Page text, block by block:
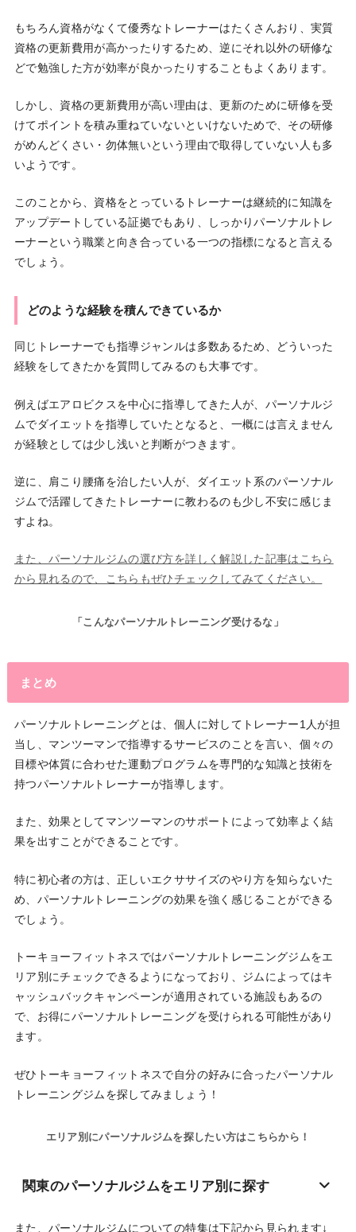
もちろん資格がなくて優秀なトレーナーはたくさんおり、実質
資格の更新費用が高かったりするため、逆にそれ以外の研修な
どで勉強した方が効率が良かったりすることもよくあります。
しかし、資格の更新費用が高い理由は、更新のために研修を受
けてポイントを積み重ねていないといけないためで、その研修
がめんどくさい・勿体無いという理由で取得していない人も多
いようです。
このことから、資格をとっているトレーナーは継続的に知識を
アップデートしている証拠でもあり、しっかりパーソナルトレ
ーナーという職業と向き合っている一つの指標になると言える
でしょう。
どのような経験を積んできているか
同じトレーナーでも指導ジャンルは多数あるため、どういった
経験をしてきたかを質問してみるのも大事です。
例えばエアロビクスを中心に指導してきた人が、パーソナルジ
ムでダイエットを指導していたとなると、一概には言えません
が経験としては少し浅いと判断がつきます。
逆に、肩こり腰痛を治したい人が、ダイエット系のパーソナル
ジムで活躍してきたトレーナーに教わるのも少し不安に感じま
すよね。
また、パーソナルジムの選び方を詳しく解説した記事はこちら
から見れるので、こちらもぜひチェックしてみてください。
「こんなパーソナルトレーニング受けるな」
まとめ
パーソナルトレーニングとは、個人に対してトレーナー1人が担
当し、マンツーマンで指導するサービスのことを言い、個々の
目標や体質に合わせた運動プログラムを専門的な知識と技術を
持つパーソナルトレーナーが指導します。
また、効果としてマンツーマンのサポートによって効率よく結
果を出すことができることです。
特に初心者の方は、正しいエクササイズのやり方を知らないた
め、パーソナルトレーニングの効果を強く感じることができる
でしょう。
トーキョーフィットネスではパーソナルトレーニングジムをエ
リア別にチェックできるようになっており、ジムによってはキ
ャッシュバックキャンペーンが適用されている施設もあるの
で、お得にパーソナルトレーニングを受けられる可能性があり
ます。
ぜひトーキョーフィットネスで自分の好みに合ったパーソナル
トレーニングジムを探してみましょう！
エリア別にパーソナルジムを探したい方はこちらから！
関東のパーソナルジムをエリア別に探す
また、パーソナルジムについての特集は下記から見られます↓